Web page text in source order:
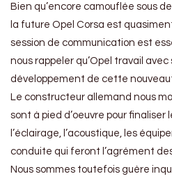
Bien qu’encore camouflée sous
la future Opel Corsa est
session de communication est
nous rappeler qu’Opel travail
développement de cette
Le constructeur allemand nous
sont à pied d’oeuvre pour finaliser
l’éclairage, l’acoustique, les
conduite qui feront l’agrément
Nous sommes toutefois guère